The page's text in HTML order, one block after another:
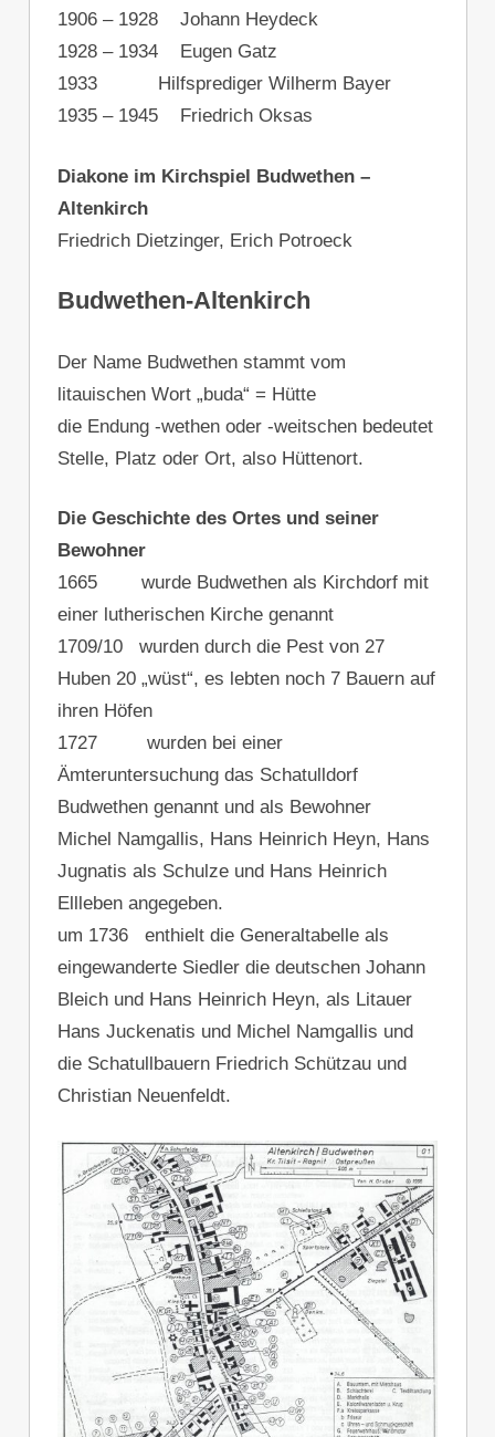
1906 – 1928 Johann Heydeck
1928 – 1934 Eugen Gatz
1933 Hilfsprediger Wilherm Bayer
1935 – 1945 Friedrich Oksas
Diakone im Kirchspiel Budwethen –
Altenkirch
Friedrich Dietzinger, Erich Potroeck
Budwethen-Altenkirch
Der Name Budwethen stammt vom
litauischen Wort „buda“ = Hütte
die Endung -wethen oder -weitschen bedeutet
Stelle, Platz oder Ort, also Hüttenort.
Die Geschichte des Ortes und seiner
Bewohner
1665 wurde Budwethen als Kirchdorf mit
einer lutherischen Kirche genannt
1709/10 wurden durch die Pest von 27
Huben 20 „wüst“, es lebten noch 7 Bauern auf
ihren Höfen
1727 wurden bei einer
Ämteruntersuchung das Schatulldorf
Budwethen genannt und als Bewohner
Michel Namgallis, Hans Heinrich Heyn, Hans
Jugnatis als Schulze und Hans Heinrich
Ellleben angegeben.
um 1736 enthielt die Generaltabelle als
eingewanderte Siedler die deutschen Johann
Bleich und Hans Heinrich Heyn, als Litauer
Hans Juckenatis und Michel Namgallis und
die Schatullbauern Friedrich Schützau und
Christian Neuenfeldt.